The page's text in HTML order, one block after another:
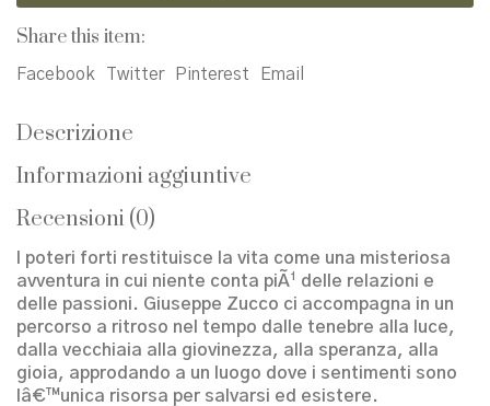
Share this item:
Facebook Twitter Pinterest Email
Descrizione
Informazioni aggiuntive
Recensioni (0)
I poteri forti restituisce la vita come una misteriosa
avventura in cui niente conta piÃ¹ delle relazioni e
delle passioni. Giuseppe Zucco ci accompagna in un
percorso a ritroso nel tempo dalle tenebre alla luce,
dalla vecchiaia alla giovinezza, alla speranza, alla
gioia, approdando a un luogo dove i sentimenti sono
lâ€™unica risorsa per salvarsi ed esistere.